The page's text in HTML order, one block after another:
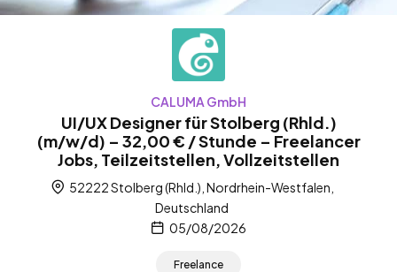
CALUMA GmbH
UI/UX Designer für Stolberg (Rhld.)
(m/w/d) – 32,00 € / Stunde – Freelancer
Jobs, Teilzeitstellen, Vollzeitstellen
52222 Stolberg (Rhld.), Nordrhein-Westfalen,
Deutschland
05/08/2026
Freelance